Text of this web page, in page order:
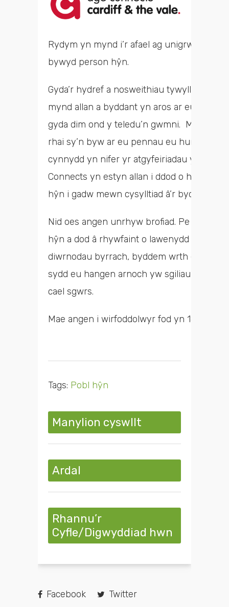
Rydym yn mynd i’r afael ag unigrwydd ac
bywyd person hŷn.
Gyda’r hydref a nosweithiau tywyllach yn
mynd allan a byddant yn aros ar eu
gyda dim ond y teledu’n gwmni. Mae
rhai sy’n byw ar eu pennau eu hunain ac
cynnydd yn nifer yr atgyfeiriadau yr adeg
Connects yn estyn allan i ddod o hyd i
hŷn i gadw mewn cysylltiad â’r byd y tu
Nid oes angen unrhyw brofiad. Pe
hŷn a dod â rhywfaint o lawenydd i’w
diwrnodau byrrach, byddem wrth ein
sydd eu hangen arnoch yw sgiliau
cael sgwrs.
Mae angen i wirfoddolwyr fod yn 18+ oed
Tags: Pobl hŷn
Manylion cyswllt
Ardal
Rhannu’r
Cyfle/Digwyddiad hwn
Facebook
Twitter